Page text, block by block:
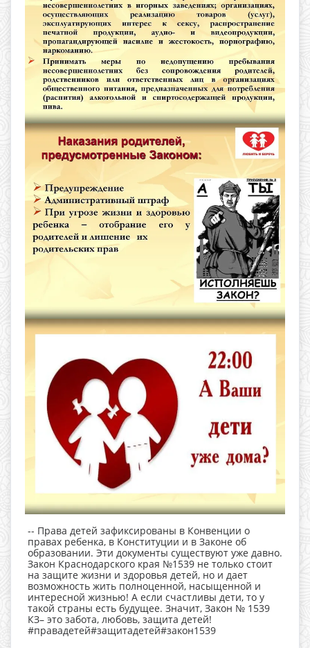
-- Права детей зафиксированы в Конвенции о
правах ребенка, в Конституции и в Законе об
образовании. Эти документы существуют уже давно.
Закон Краснодарского края №1539 не только стоит
на защите жизни и здоровья детей, но и дает
возможность жить полноценной, насыщенной и
интересной жизнью! А если счастливы дети, то у
такой страны есть будущее. Значит, Закон № 1539
КЗ– это забота, любовь, защита детей!
#правадетей#защитадетей#закон1539